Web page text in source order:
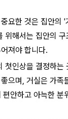
요한 것은 집안의
위해서는 집안의
져야 합니다.
첫인상을 결정하는
으며, 거실은 가족
안하고 아늑한 분